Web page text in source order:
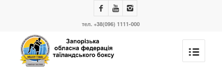
тел. +38(096) 1111-000